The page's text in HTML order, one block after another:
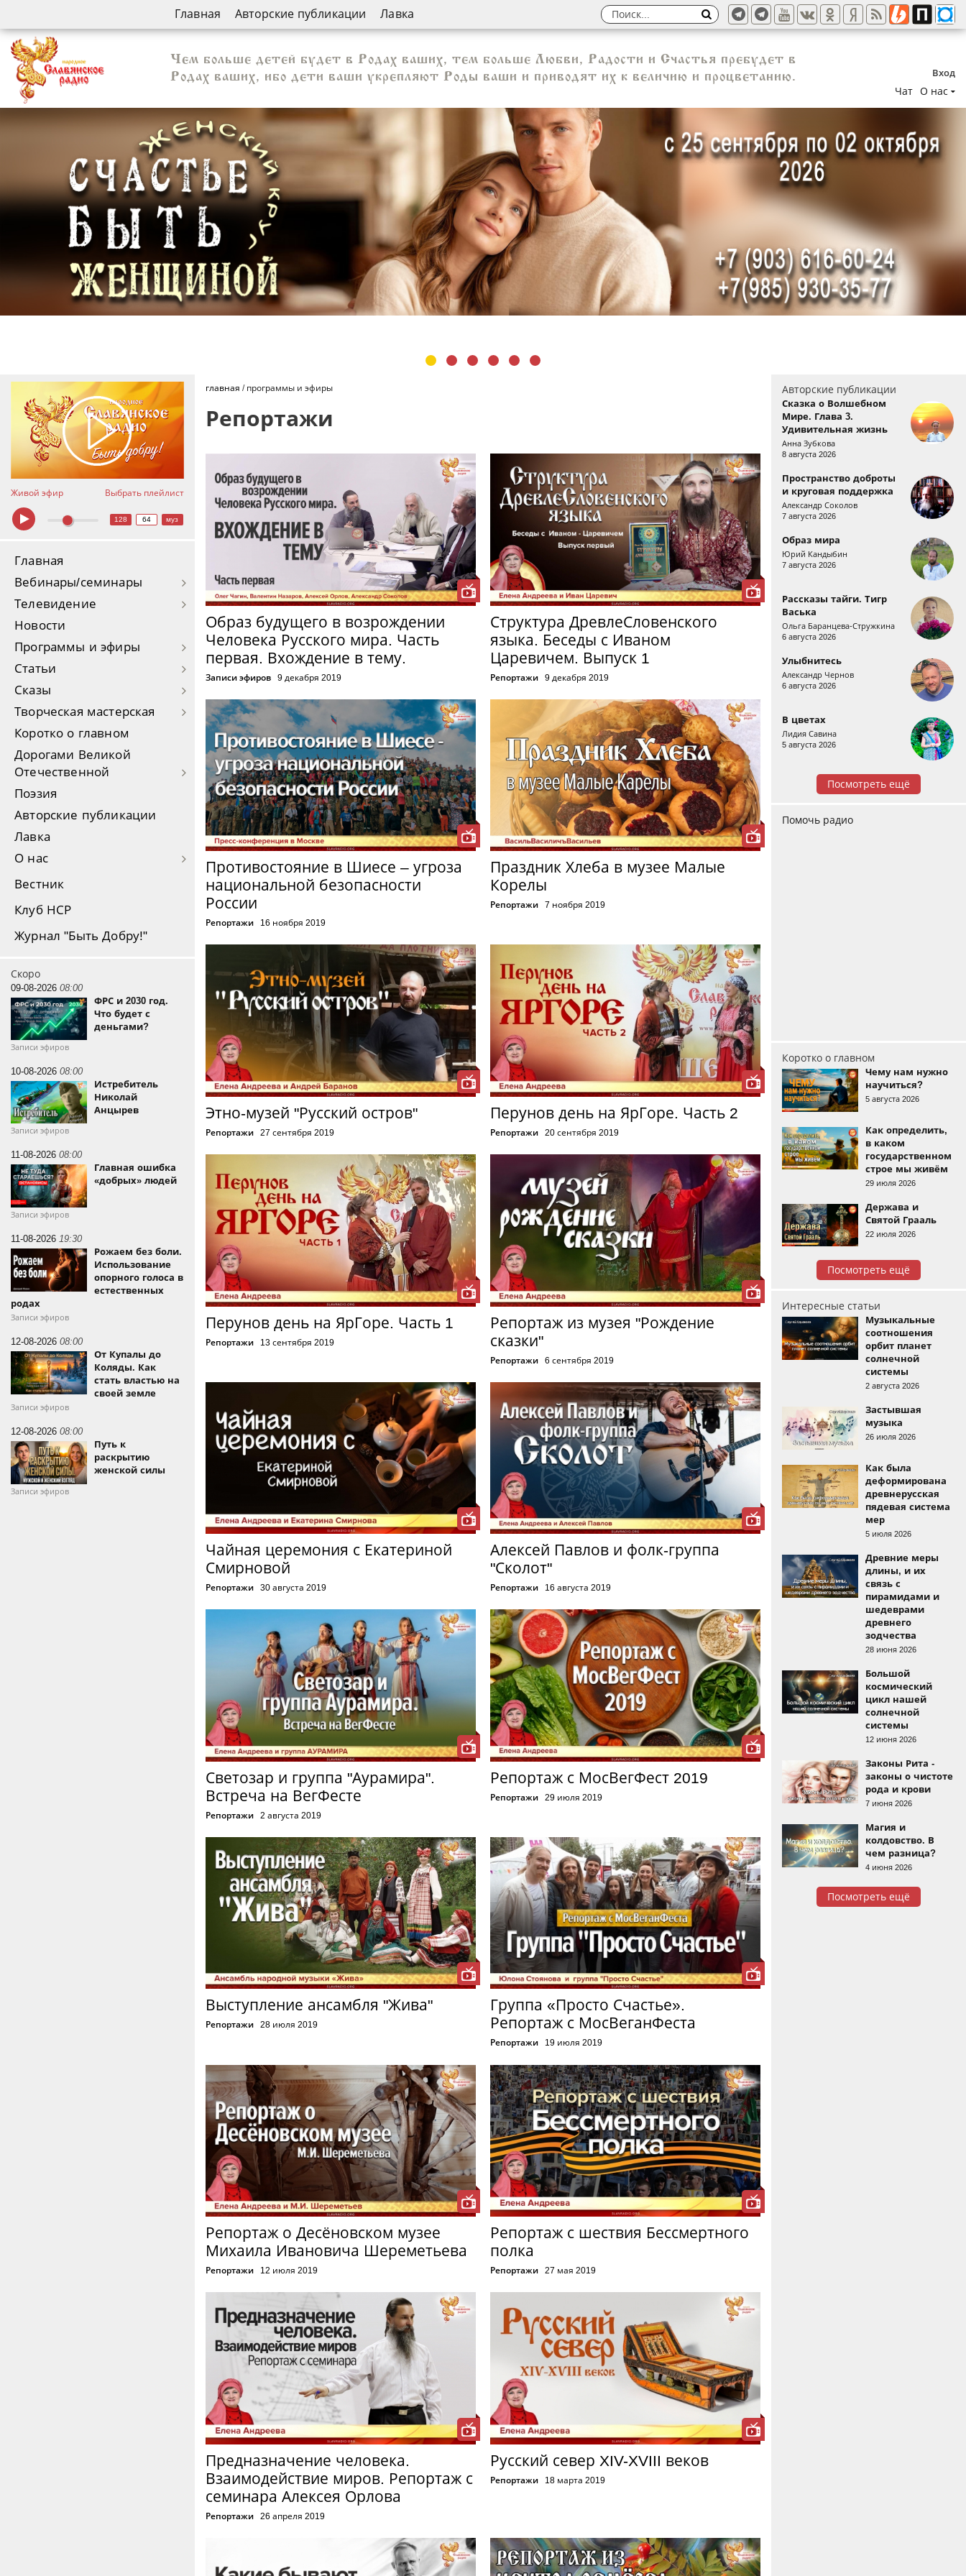
Главная Авторские публикации Лавка
Вход
Чат О нас
Чем больше детей будет в Родах ваших, тем больше Любви, Радости и Счастья пребудет в
Родах ваших, ибо дети ваши укрепляют Роды ваши и приводят их к величию и процветанию.
Живой эфир Выбрать плейлист
128 64 муз
Главная
Вебинары/семинары
Телевидение
Новости
Программы и эфиры
Статьи
Сказы
Творческая мастерская
Коротко о главном
Дорогами Великой
Отечественной
Поэзия
Авторские публикации
Лавка
О нас
Вестник
Клуб НСР
Журнал "Быть Добру!"
Скоро
09-08-2026 08:00
ФРС и 2030 год.
Что будет с
деньгами?
Записи эфиров
10-08-2026 08:00
Истребитель
Николай
Анцырев
Записи эфиров
11-08-2026 08:00
Главная ошибка
«добрых» людей
Записи эфиров
11-08-2026 19:30
Рожаем без боли.
Использование
опорного голоса в
естественных
родах
Записи эфиров
12-08-2026 08:00
От Купалы до
Коляды. Как
стать властью на
своей земле
Записи эфиров
12-08-2026 08:00
Путь к
раскрытию
женской силы
Записи эфиров
главная / программы и эфиры
Репортажи
Образ будущего в возрождении
Человека Русского мира. Часть
первая. Вхождение в тему.
Записи эфиров 9 декабря 2019
Структура ДревлеСловенского
языка. Беседы с Иваном
Царевичем. Выпуск 1
Репортажи 9 декабря 2019
Противостояние в Шиесе – угроза
национальной безопасности
России
Репортажи 16 ноября 2019
Праздник Хлеба в музее Малые
Корелы
Репортажи 7 ноября 2019
Этно-музей "Русский остров"
Репортажи 27 сентября 2019
Перунов день на ЯрГоре. Часть 2
Репортажи 20 сентября 2019
Перунов день на ЯрГоре. Часть 1
Репортажи 13 сентября 2019
Репортаж из музея "Рождение
сказки"
Репортажи 6 сентября 2019
Чайная церемония с Екатериной
Смирновой
Репортажи 30 августа 2019
Алексей Павлов и фолк-группа
"Сколот"
Репортажи 16 августа 2019
Светозар и группа "Аурамира".
Встреча на ВегФесте
Репортажи 2 августа 2019
Репортаж с МосВегФест 2019
Репортажи 29 июля 2019
Выступление ансамбля "Жива"
Репортажи 28 июля 2019
Группа «Просто Счастье».
Репортаж с МосВеганФеста
Репортажи 19 июля 2019
Репортаж о Десёновском музее
Михаила Ивановича Шереметьева
Репортажи 12 июля 2019
Репортаж с шествия Бессмертного
полка
Репортажи 27 мая 2019
Предназначение человека.
Взаимодействие миров. Репортаж с
семинара Алексея Орлова
Репортажи 26 апреля 2019
Русский север XIV-XVIII веков
Репортажи 18 марта 2019
Авторские публикации
Сказка о Волшебном
Мире. Глава 3.
Удивительная жизнь
Анна Зубкова
8 августа 2026
Пространство доброты
и круговая поддержка
Александр Соколов
7 августа 2026
Образ мира
Юрий Кандыбин
7 августа 2026
Рассказы тайги. Тигр
Васька
Ольга Баранцева-Стружкина
6 августа 2026
Улыбнитесь
Александр Чернов
6 августа 2026
В цветах
Лидия Савина
5 августа 2026
Посмотреть ещё
Помочь радио
Коротко о главном
Чему нам нужно
научиться?
5 августа 2026
Как определить,
в каком
государственном
строе мы живём
29 июля 2026
Держава и
Святой Грааль
22 июля 2026
Посмотреть ещё
Интересные статьи
Музыкальные
соотношения
орбит планет
солнечной
системы
2 августа 2026
Застывшая
музыка
26 июля 2026
Как была
деформирована
древнерусская
пядевая система
мер
5 июля 2026
Древние меры
длины, и их
связь с
пирамидами и
шедеврами
древнего
зодчества
28 июня 2026
Большой
космический
цикл нашей
солнечной
системы
12 июня 2026
Законы Рита -
законы о чистоте
рода и крови
7 июня 2026
Магия и
колдовство. В
чем разница?
4 июня 2026
Посмотреть ещё